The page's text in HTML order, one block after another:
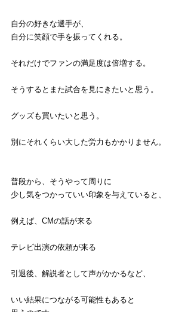
自分の好きな選手が、
自分に笑顔で手を振ってくれる。
それだけでファンの満足度は倍増する。
そうするとまた試合を見にきたいと思う。
グッズも買いたいと思う。
別にそれくらい大した労力もかかりません。
普段から、そうやって周りに
少し気をつかっていい印象を与えていると、
例えば、CMの話が来る
テレビ出演の依頼が来る
引退後、解説者として声がかかるなど、
いい結果につながる可能性もあると